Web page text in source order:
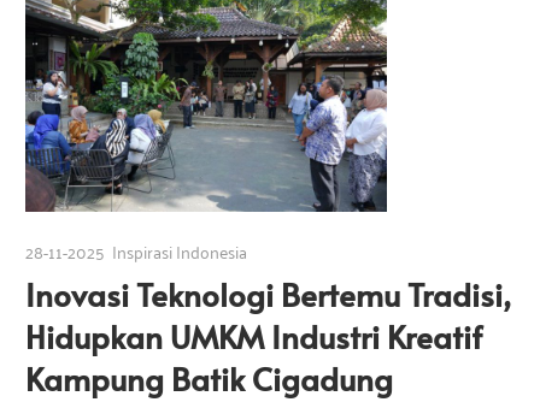
28-11-2025 Inspirasi Indonesia
Inovasi Teknologi Bertemu Tradisi,
Hidupkan UMKM Industri Kreatif
Kampung Batik Cigadung